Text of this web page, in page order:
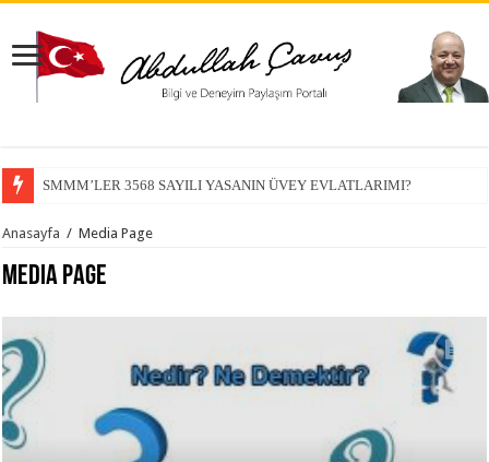
SMMM’LER 3568 SAYILI YASANIN ÜVEY EVLATLARIMI?
Anasayfa / Media Page
Media Page